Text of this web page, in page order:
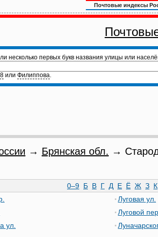
Почтовые индексы
несколько первых букв названия улицы или
или Филиппова.
→ Брянская обл. →
0–9 Б В Г Д Е Ё Ж З К
ул.
Луговая ул.
Луговой